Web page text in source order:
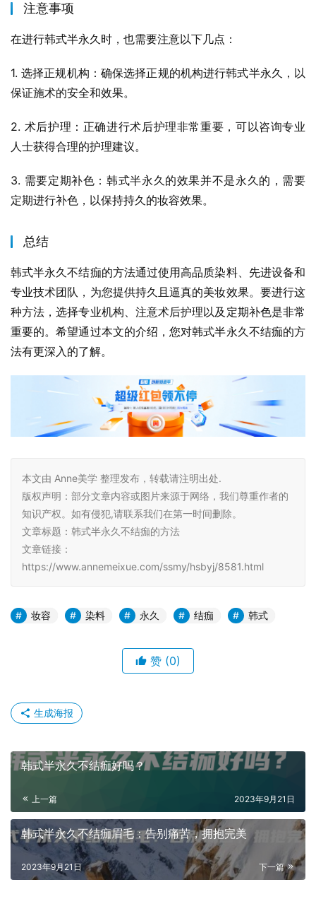
注意事项
在进行韩式半永久时，也需要注意以下几点：
1. 选择正规机构：确保选择正规的机构进行韩式半永久，以
保证施术的安全和效果。
2. 术后护理：正确进行术后护理非常重要，可以咨询专业
人士获得合理的护理建议。
3. 需要定期补色：韩式半永久的效果并不是永久的，需要
定期进行补色，以保持持久的妆容效果。
总结
韩式半永久不结痂的方法通过使用高品质染料、先进设备和
专业技术团队，为您提供持久且逼真的美妆效果。要进行这
种方法，选择专业机构、注意术后护理以及定期补色是非常
重要的。希望通过本文的介绍，您对韩式半永久不结痂的方
法有更深入的了解。
本文由 Anne美学 整理发布，转载请注明出处.
版权声明：部分文章内容或图片来源于网络，我们尊重作者的
知识产权。如有侵犯,请联系我们在第一时间删除。
文章标题：韩式半永久不结痂的方法
文章链接：
https://www.annemeixue.com/ssmy/hsbyj/8581.html
妆容 染料 永久 结痂 韩式
赞 (0)
生成海报
韩式半永久不结痂好吗？
上一篇 2023年9月21日
韩式半永久不结痂眉毛：告别痛苦，拥抱完美
下一篇
2023年9月21日